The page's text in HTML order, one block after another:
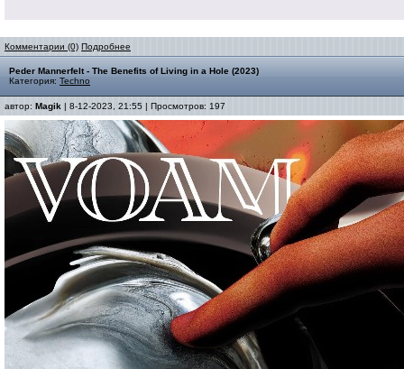
Комментарии (0) Подробнее
Peder Mannerfelt - The Benefits of Living in a Hole (2023)
Категория: Techno
автор: Magik | 8-12-2023, 21:55 | Просмотров: 197